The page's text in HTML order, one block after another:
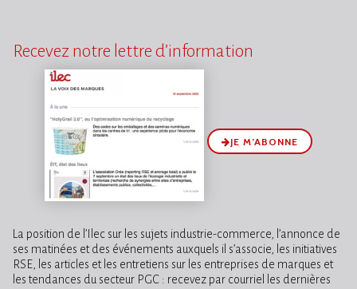
Recevez notre lettre d’information
JE M’ABONNE
La position de l’Ilec sur les sujets industrie-commerce, l’annonce de
ses matinées et des événements auxquels il s’associe, les initiatives
RSE, les articles et les entretiens sur les entreprises de marques et
les tendances du secteur PGC : recevez par courriel les dernières